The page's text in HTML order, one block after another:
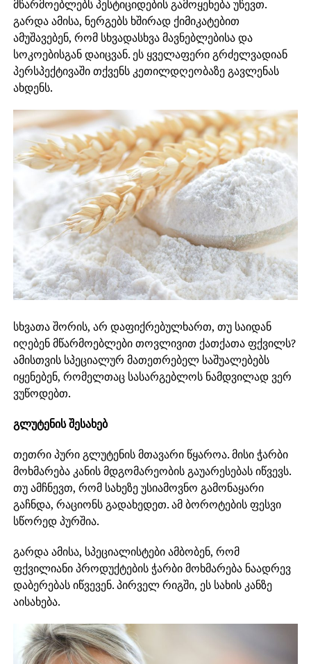
მწარმოებლებს პესტიციდების გამოყენება უწევთ.
გარდა ამისა, ნერგებს ხშირად ქიმიკატებით
ამუშავებენ, რომ სხვადასხვა მავნებლებისა და
სოკოებისგან დაიცვან. ეს ყველაფერი გრძელვადიან
პერსპექტივაში თქვენს კეთილდღეობაზე გავლენას
ახდენს.
სხვათა შორის, არ დაფიქრებულხართ, თუ საიდან
იღებენ მწარმოებლები თოვლივით ქათქათა ფქვილს?
ამისთვის სპეციალურ მათეთრებელ საშუალებებს
იყენებენ, რომელთაც სასარგებლოს ნამდვილად ვერ
ვუწოდებთ.
გლუტენის შესახებ
თეთრი პური გლუტენის მთავარი წყაროა. მისი ჭარბი
მოხმარება კანის მდგომარეობის გაუარესებას იწვევს.
თუ ამჩნევთ, რომ სახეზე უსიამოვნო გამონაყარი
გაჩნდა, რაციონს გადახედეთ. ამ ბოროტების ფესვი
სწორედ პურშია.
გარდა ამისა, სპეციალისტები ამბობენ, რომ
ფქვილიანი პროდუქტების ჭარბი მოხმარება ნაადრევ
დაბერებას იწვევენ. პირველ რიგში, ეს სახის კანზე
აისახება.